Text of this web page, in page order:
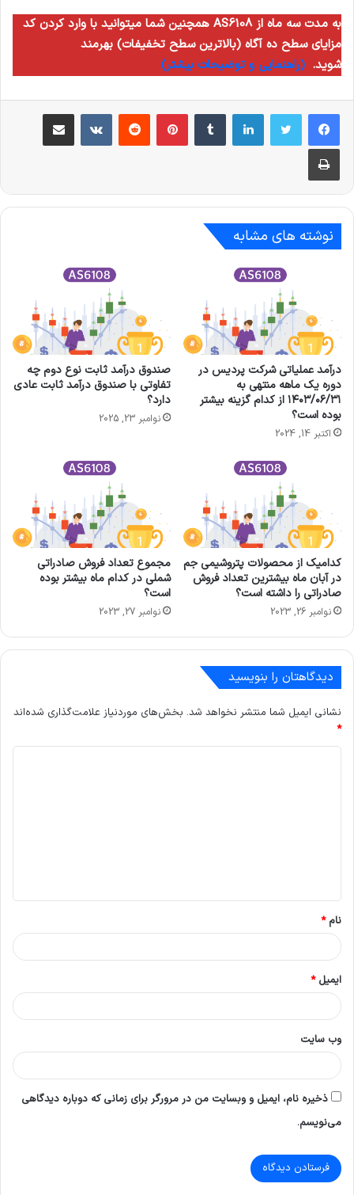
همچنین شما میتوانید با وارد کردن کد AS6108 به مدت سه ماه از
مزایای سطح ده آگاه (بالاترین سطح تخفیفات) بهرمند
شوید. (راهنمایی و توضیحات بیشتر)
لینکدین ‫تامبلر ‫پین‌ترست‫رددیت ‫VKontakteاشتراک گذاری از طریق ایمیل
چاپ
نوشته های مشابه
درآمد عملیاتی شرکت پردیس در
دوره يک ماهه منتهی به
۱۴۰۳/۰۶/۳۱ از کدام گزینه بیشتر
بوده است؟
اکتبر 14, 2024
صندوق درآمد ثابت نوع دوم چه
تفاوتی با صندوق درآمد ثابت عادی
دارد؟
نوامبر 23, 2025
کدامیک از محصولات پتروشیمی جم
در آبان ماه بیشترین تعداد فروش
صادراتی را داشته است؟
نوامبر 26, 2023
مجموع تعداد فروش صادراتی
شملی در کدام ماه بیشتر بوده
است؟
نوامبر 27, 2023
دیدگاهتان را بنویسید
نشانی ایمیل شما منتشر نخواهد شد. بخش‌های موردنیاز علامت‌گذاری شده‌اند
*
*
نام*
ایمیل*
وب‌ سایت
ذخیره نام، ایمیل و وبسایت من در مرورگر برای زمانی که دوباره دیدگاهی
می‌نویسم.